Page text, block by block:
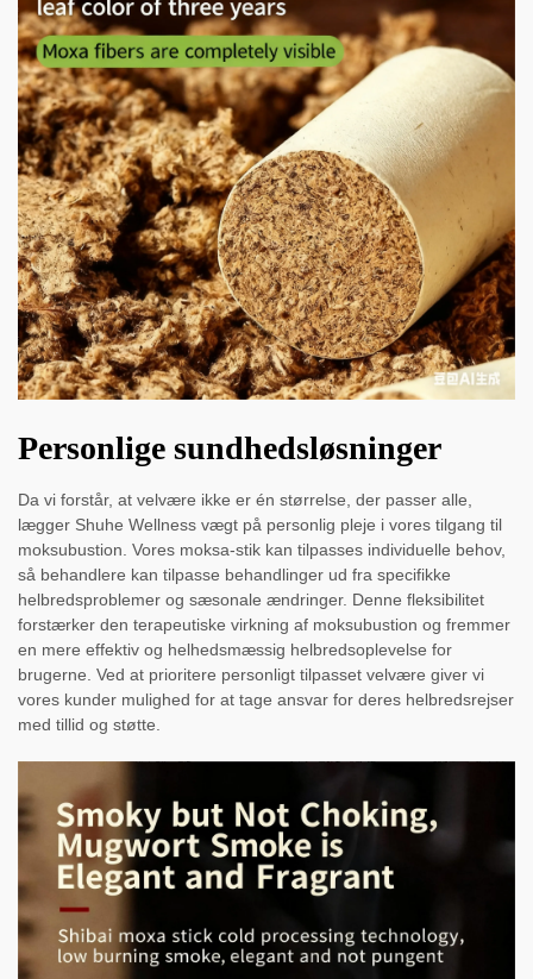
Personlige sundhedsløsninger
Da vi forstår, at velvære ikke er én størrelse, der passer alle,
lægger Shuhe Wellness vægt på personlig pleje i vores tilgang til
moksubustion. Vores moksa-stik kan tilpasses individuelle behov,
så behandlere kan tilpasse behandlinger ud fra specifikke
helbredsproblemer og sæsonale ændringer. Denne fleksibilitet
forstærker den terapeutiske virkning af moksubustion og fremmer
en mere effektiv og helhedsmæssig helbredsoplevelse for
brugerne. Ved at prioritere personligt tilpasset velvære giver vi
vores kunder mulighed for at tage ansvar for deres helbredsrejser
med tillid og støtte.